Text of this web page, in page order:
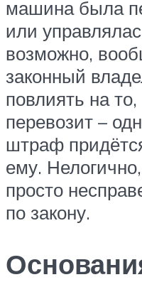
машина была
или
возможно,
законный
повлиять на
перевозит –
штраф
ему.
просто
по закону.